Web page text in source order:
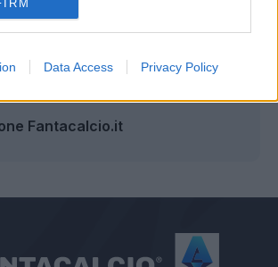
Data Access Privacy Policy
Fantacalcio.it